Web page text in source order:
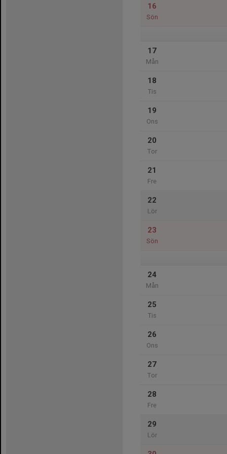
16
Sön
17
Mån
18
Tis
19
Ons
20
Tor
21
Fre
22
Lör
23
Sön
24
Mån
25
Tis
26
Ons
27
Tor
28
Fre
29
Lör